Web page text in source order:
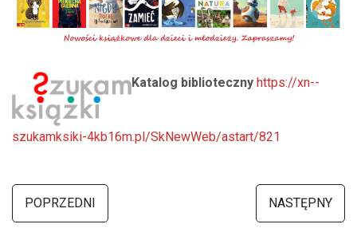
Katalog biblioteczny https://xn--
szukamksiki-4kb16m.pl/SkNewWeb/astart/821
POPRZEDNI NASTĘPNY